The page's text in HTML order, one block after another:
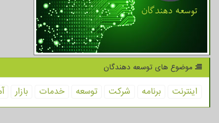
موضوع های توسعه دهندگان
اینترنت برنامه شركت توسعه خدمات بازار